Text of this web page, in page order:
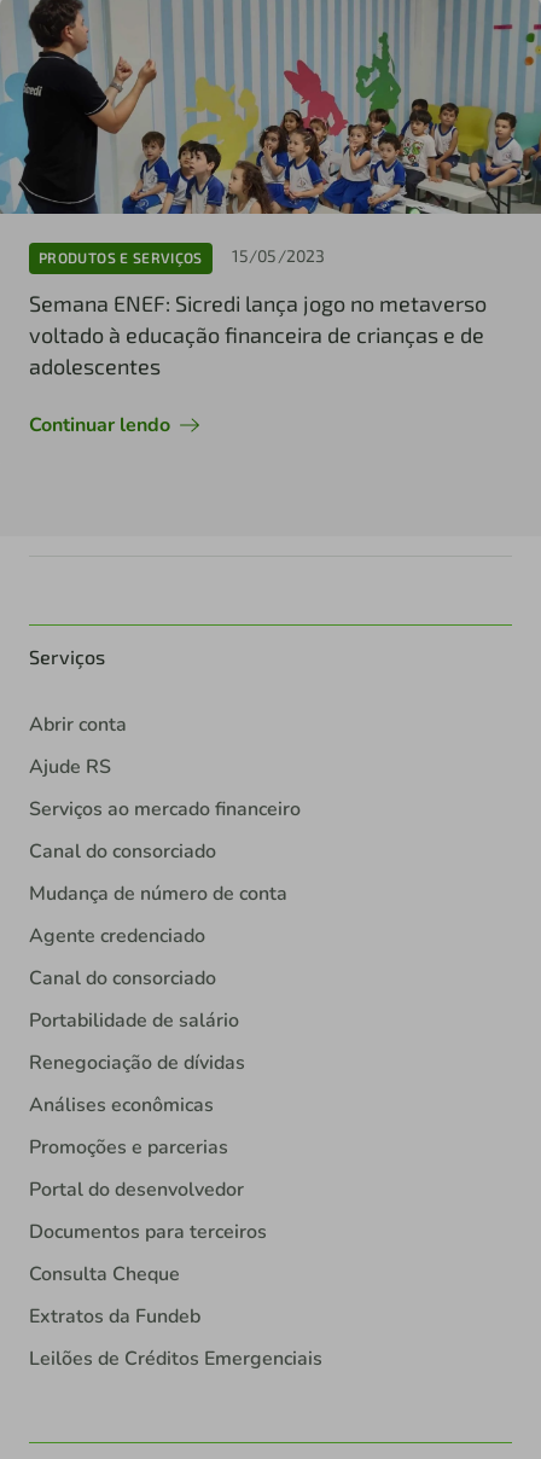
PRODUTOS E SERVIÇOS 15/05/2023
Semana ENEF: Sicredi lança jogo no metaverso
voltado à educação financeira de crianças e de
adolescentes
Continuar lendo
Serviços
Abrir conta
Ajude RS
Serviços ao mercado financeiro
Canal do consorciado
Mudança de número de conta
Agente credenciado
Canal do consorciado
Portabilidade de salário
Renegociação de dívidas
Análises econômicas
Promoções e parcerias
Portal do desenvolvedor
Documentos para terceiros
Consulta Cheque
Extratos da Fundeb
Leilões de Créditos Emergenciais